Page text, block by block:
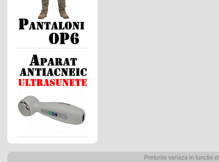
Preturile variaza in functie